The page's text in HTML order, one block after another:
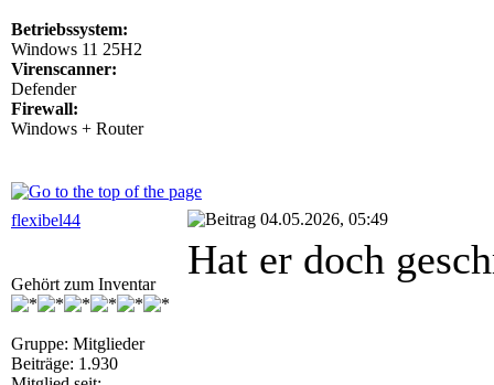
Betriebssystem:
Windows 11 25H2
Virenscanner:
Defender
Firewall:
Windows + Router
flexibel44 04.05.2026, 05:49
Gehört zum Inventar
Gruppe: Mitglieder
Beiträge: 1.930
Hat er doch